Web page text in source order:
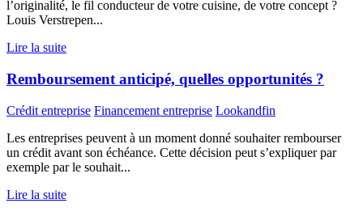
l’originalité, le fil conducteur de votre cuisine, de votre concept ?
Louis Verstrepen...
Lire la suite
Remboursement anticipé, quelles opportunités ?
Crédit entreprise Financement entreprise Lookandfin
Les entreprises peuvent à un moment donné souhaiter rembourser
un crédit avant son échéance. Cette décision peut s’expliquer par
exemple par le souhait...
Lire la suite